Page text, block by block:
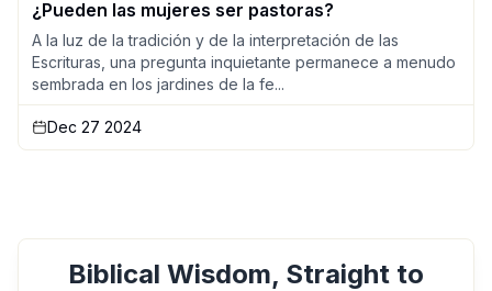
¿Pueden las mujeres ser pastoras?
A la luz de la tradición y de la interpretación de las
Escrituras, una pregunta inquietante permanece a menudo
sembrada en los jardines de la fe...
Dec 27 2024
Biblical Wisdom, Straight to